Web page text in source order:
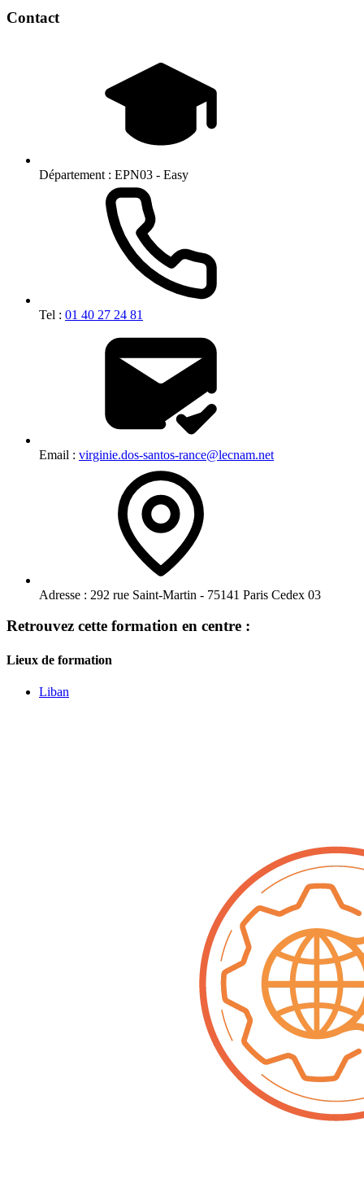
Contact
Département : EPN03 - Easy
Tel : 01 40 27 24 81
Email : virginie.dos-santos-rance@lecnam.net
Adresse : 292 rue Saint-Martin - 75141 Paris Cedex 03
Retrouvez cette formation en centre :
Lieux de formation
Liban